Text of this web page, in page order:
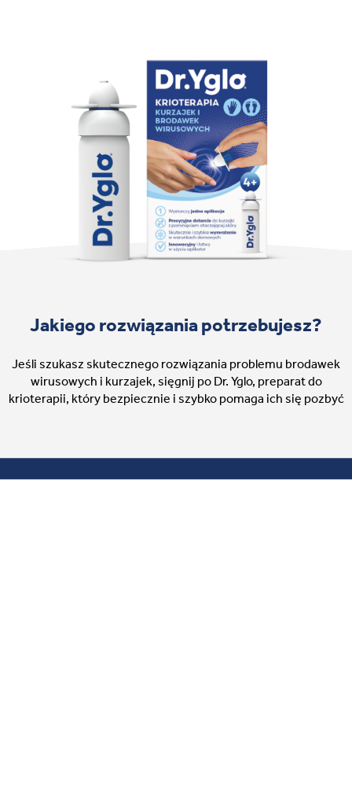
Jakiego rozwiązania potrzebujesz?
Jeśli szukasz skutecznego rozwiązania problemu brodawek
wirusowych i kurzajek, sięgnij po Dr. Yglo, preparat do
krioterapii, który bezpiecznie i szybko pomaga ich się pozbyć